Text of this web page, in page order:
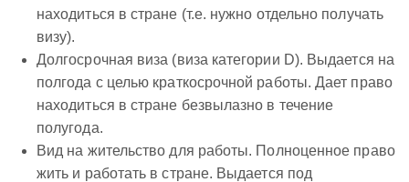
находиться в стране (т.е. нужно отдельно получать
визу).
Долгосрочная виза (виза категории D). Выдается на
полгода с целью краткосрочной работы. Дает право
находиться в стране безвылазно в течение
полугода.
Вид на жительство для работы. Полноценное право
жить и работать в стране. Выдается под